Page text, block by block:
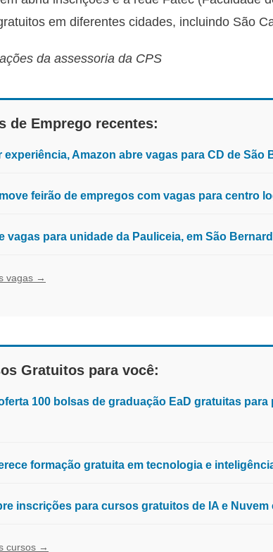
em diferentes cidades, incluindo São
da assessoria da CPS
de Emprego recentes:
experiência, Amazon abre vagas para CD de São
feirão de empregos com vagas para centro
vagas para unidade da Pauliceia, em São
vagas →
Gratuitos para você:
100 bolsas de graduação EaD gratuitas
formação gratuita em tecnologia e
inscrições para cursos gratuitos de IA e
cursos →